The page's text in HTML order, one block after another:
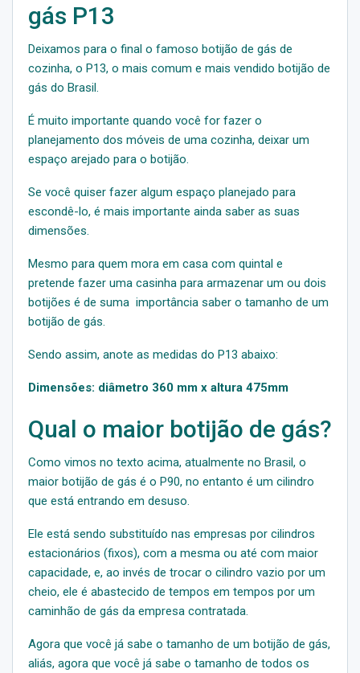
gás P13
Deixamos para o final o famoso botijão de gás de
cozinha, o P13, o mais comum e mais vendido botijão de
gás do Brasil.
É muito importante quando você for fazer o
planejamento dos móveis de uma cozinha, deixar um
espaço arejado para o botijão.
Se você quiser fazer algum espaço planejado para
escondê-lo, é mais importante ainda saber as suas
dimensões.
Mesmo para quem mora em casa com quintal e
pretende fazer uma casinha para armazenar um ou dois
botijões é de suma importância saber o tamanho de um
botijão de gás.
Sendo assim, anote as medidas do P13 abaixo:
Dimensões: diâmetro 360 mm x altura 475mm
Qual o maior botijão de gás?
Como vimos no texto acima, atualmente no Brasil, o
maior botijão de gás é o P90, no entanto é um cilindro
que está entrando em desuso.
Ele está sendo substituído nas empresas por cilindros
estacionários (fixos), com a mesma ou até com maior
capacidade, e, ao invés de trocar o cilindro vazio por um
cheio, ele é abastecido de tempos em tempos por um
caminhão de gás da empresa contratada.
Agora que você já sabe o tamanho de um botijão de gás,
aliás, agora que você já sabe o tamanho de todos os